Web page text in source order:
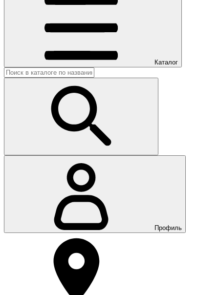
Каталог
Профиль